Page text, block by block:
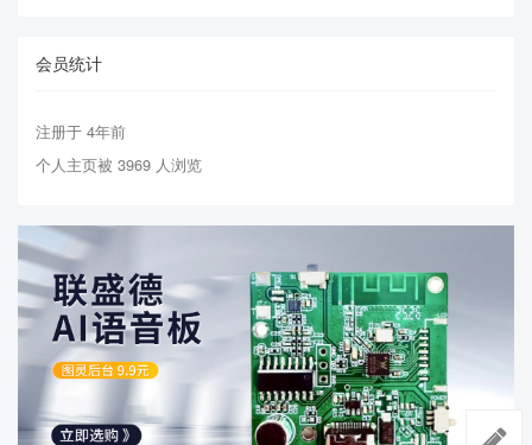
会员统计
注册于 4年前
个人主页被 3969 人浏览